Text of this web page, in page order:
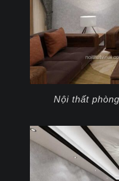
Nội thất